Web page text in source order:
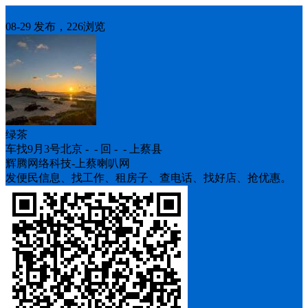
08-29 发布，226浏览
绿茶
车找9月3号北京 - - 回 - - 上蔡县
辉腾网络科技-上蔡喇叭网
发便民信息、找工作、租房子、查电话、找好店、抢优惠。